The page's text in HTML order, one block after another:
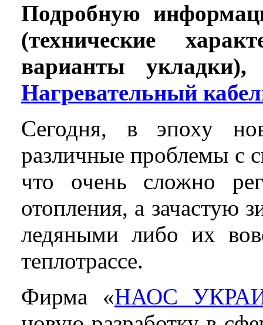
Подробную
(технические
варианты
Нагревательный
Сегодня, в эпоху
различные проблемы с
что очень сложно
отопления, а зачастую
ледяными либо их
теплотрассе.
Фирма «НАОС